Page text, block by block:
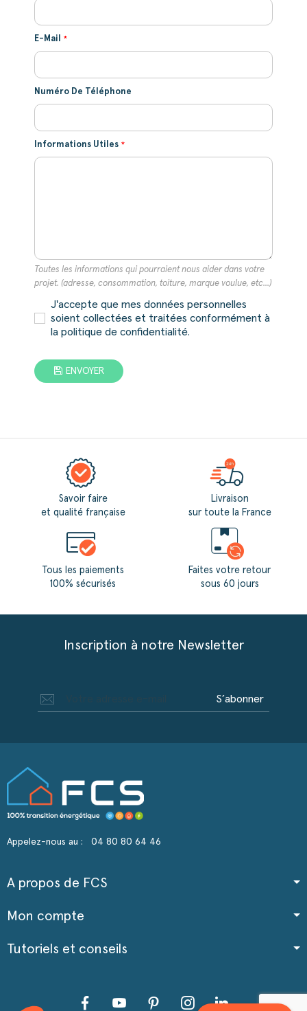
E-Mail
Numéro De Téléphone
Informations Utiles
Toutes les informations qui pourraient nous aider dans votre
projet. (adresse, consommation, toiture, marque voulue, etc...)
J'accepte que mes données personnelles
soient collectées et traitées conformément à
la politique de confidentialité.
ENVOYER
Savoir faire
et qualité française
Tous les paiements
100% sécurisés
Livraison
sur toute la France
Faites votre retour
sous 60 jours
Inscription à notre Newsletter
S’abonner
Appelez-nous au : 04 80 80 64 46
A propos de FCS
Mon compte
Tutoriels et conseils
FacebookYouTube PinterestInstagramLinkedIn